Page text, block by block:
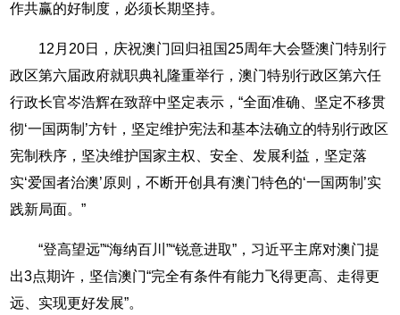
作共赢的好制度，必须长期坚持。
12月20日，庆祝澳门回归祖国25周年大会暨澳门特别行
政区第六届政府就职典礼隆重举行，澳门特别行政区第六任
行政长官岑浩辉在致辞中坚定表示，“全面准确、坚定不移贯
彻‘一国两制’方针，坚定维护宪法和基本法确立的特别行政区
宪制秩序，坚决维护国家主权、安全、发展利益，坚定落
实‘爱国者治澳’原则，不断开创具有澳门特色的‘一国两制’实
践新局面。”
“登高望远”“海纳百川”“锐意进取”，习近平主席对澳门提
出3点期许，坚信澳门“完全有条件有能力飞得更高、走得更
远、实现更好发展”。